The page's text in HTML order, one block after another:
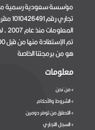
مؤسسة سعودية رسمية
هو من برمجتنا الخاصة
معلومات
>من نحن
>الشروط والأحكام
>التحقق من توفر دومين
>السجل التجاري